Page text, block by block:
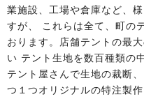
業施設、工場や倉庫など、
すが、 これらは全て、町の
おります。店舗テントの最
い テント生地を数百種類の
テント屋さんで生地の裁断
つ１つオリジナルの特注製